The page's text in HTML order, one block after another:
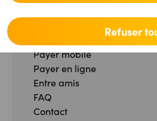
Refuser
CONSOMMATEUR
Payer mobile
Payer en ligne
Entre amis
FAQ
Contact